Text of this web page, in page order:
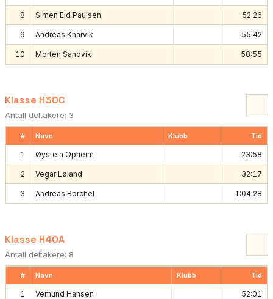
8 Simen Eid Paulsen 52:26
9 Andreas Knarvik 55:42
10 Morten Sandvik 58:55
Klasse H30C
Antall deltakere: 3
# Navn Klubb Tid
1 Øystein Opheim 23:58
2 Vegar Løland 32:17
3 Andreas Borchel 1:04:28
Klasse H40A
Antall deltakere: 8
# Navn Klubb Tid
1 Vemund Hansen 52:01